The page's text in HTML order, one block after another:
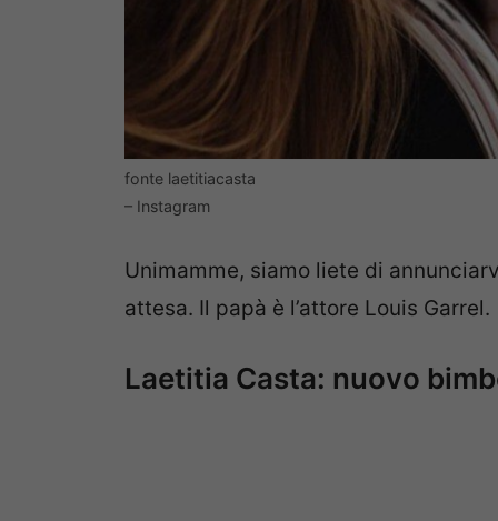
fonte laetitiacasta
– Instagram
Unimamme, siamo liete di
attesa. Il papà è l’attore Louis Garrel.
Laetitia Casta: nuovo